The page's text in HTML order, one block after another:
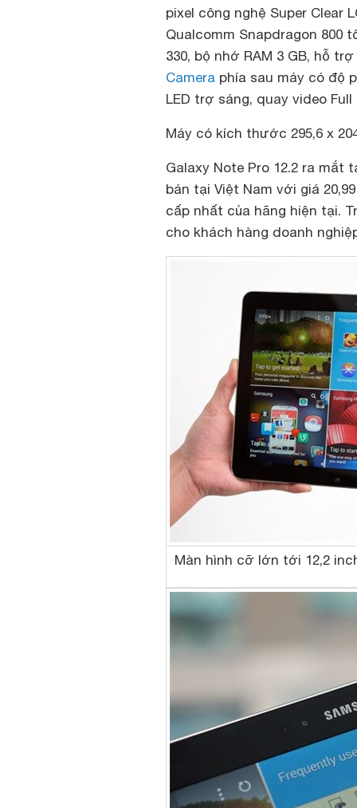
pixel công nghệ Super Clear
Qualcomm Snapdragon 800
330, bộ nhớ RAM 3 GB, hỗ
Camera phía sau máy có độ
LED trợ sáng, quay video
Máy có kích thước 295,6 x
Galaxy Note Pro 12.2 ra mắt
bán tại Việt Nam với giá
cấp nhất của hãng hiện tại.
cho khách hàng doanh
Màn hình cỡ lớn tới 12,2